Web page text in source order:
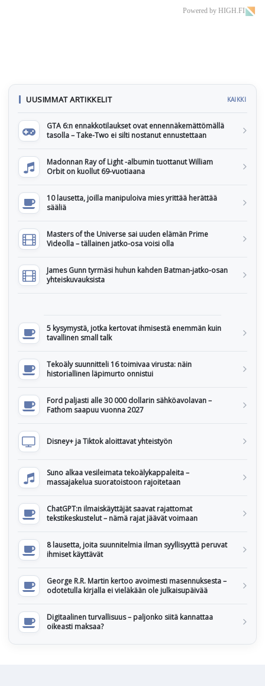
Powered by HIGH.FI
UUSIMMAT ARTIKKELIT KAIKKI
GTA 6:n ennakkotilaukset ovat ennennäkemättömällä
tasolla – Take-Two ei silti nostanut ennustettaan
Madonnan Ray of Light -albumin tuottanut William
Orbit on kuollut 69-vuotiaana
10 lausetta, joilla manipuloiva mies yrittää herättää
sääliä
Masters of the Universe sai uuden elämän Prime
Videolla – tällainen jatko-osa voisi olla
James Gunn tyrmäsi huhun kahden Batman-jatko-osan
yhteiskuvauksista
5 kysymystä, jotka kertovat ihmisestä enemmän kuin
tavallinen small talk
Tekoäly suunnitteli 16 toimivaa virusta: näin
historiallinen läpimurto onnistui
Ford paljasti alle 30 000 dollarin sähköavolavan –
Fathom saapuu vuonna 2027
Disney+ ja Tiktok aloittavat yhteistyön
Suno alkaa vesileimata tekoälykappaleita –
massajakelua suoratoistoon rajoitetaan
ChatGPT:n ilmaiskäyttäjät saavat rajattomat
tekstikeskustelut – nämä rajat jäävät voimaan
8 lausetta, joita suunnitelmia ilman syyllisyyttä peruvat
ihmiset käyttävät
George R.R. Martin kertoo avoimesti masennuksesta –
odotetulla kirjalla ei vieläkään ole julkaisupäivää
Digitaalinen turvallisuus – paljonko siitä kannattaa
oikeasti maksaa?